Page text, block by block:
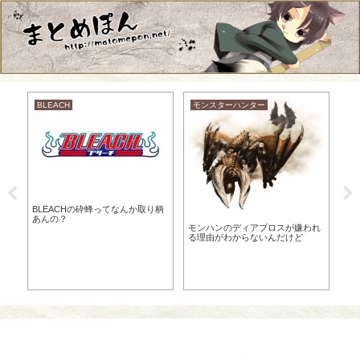
BLEACH
BLEACHの砕蜂ってなんか取り柄
あんの？
モンスターハンター
モンハンのディアブロスが嫌われ
る理由がわからないんだけど